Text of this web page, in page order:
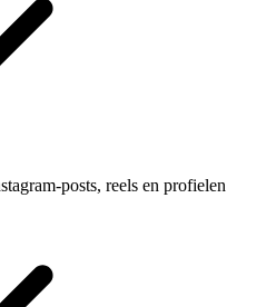
posts, reels en profielen